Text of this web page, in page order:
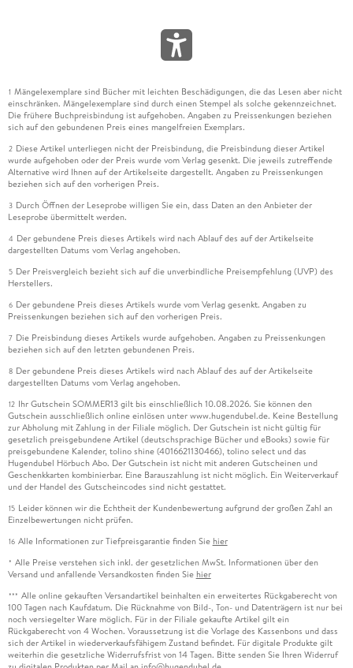
1 Mängelexemplare sind Bücher mit leichten Beschädigungen, die das Lesen aber nicht
einschränken. Mängelexemplare sind durch einen Stempel als solche gekennzeichnet.
Die frühere Buchpreisbindung ist aufgehoben. Angaben zu Preissenkungen beziehen
sich auf den gebundenen Preis eines mangelfreien Exemplars.
2 Diese Artikel unterliegen nicht der Preisbindung, die Preisbindung dieser Artikel
wurde aufgehoben oder der Preis wurde vom Verlag gesenkt. Die jeweils zutreffende
Alternative wird Ihnen auf der Artikelseite dargestellt. Angaben zu Preissenkungen
beziehen sich auf den vorherigen Preis.
3 Durch Öffnen der Leseprobe willigen Sie ein, dass Daten an den Anbieter der
Leseprobe übermittelt werden.
4 Der gebundene Preis dieses Artikels wird nach Ablauf des auf der Artikelseite
dargestellten Datums vom Verlag angehoben.
5 Der Preisvergleich bezieht sich auf die unverbindliche Preisempfehlung (UVP) des
Herstellers.
6 Der gebundene Preis dieses Artikels wurde vom Verlag gesenkt. Angaben zu
Preissenkungen beziehen sich auf den vorherigen Preis.
7 Die Preisbindung dieses Artikels wurde aufgehoben. Angaben zu Preissenkungen
beziehen sich auf den letzten gebundenen Preis.
8 Der gebundene Preis dieses Artikels wird nach Ablauf des auf der Artikelseite
dargestellten Datums vom Verlag angehoben.
12 Ihr Gutschein SOMMER13 gilt bis einschließlich 10.08.2026. Sie können den
Gutschein ausschließlich online einlösen unter www.hugendubel.de. Keine Bestellung
zur Abholung mit Zahlung in der Filiale möglich. Der Gutschein ist nicht gültig für
gesetzlich preisgebundene Artikel (deutschsprachige Bücher und eBooks) sowie für
preisgebundene Kalender, tolino shine (4016621130466), tolino select und das
Hugendubel Hörbuch Abo. Der Gutschein ist nicht mit anderen Gutscheinen und
Geschenkkarten kombinierbar. Eine Barauszahlung ist nicht möglich. Ein Weiterverkauf
und der Handel des Gutscheincodes sind nicht gestattet.
15 Leider können wir die Echtheit der Kundenbewertung aufgrund der großen Zahl an
Einzelbewertungen nicht prüfen.
16 Alle Informationen zur Tiefpreisgarantie finden Sie hier
* Alle Preise verstehen sich inkl. der gesetzlichen MwSt. Informationen über den
Versand und anfallende Versandkosten finden Sie hier
*** Alle online gekauften Versandartikel beinhalten ein erweitertes Rückgaberecht von
100 Tagen nach Kaufdatum. Die Rücknahme von Bild-, Ton- und Datenträgern ist nur bei
noch versiegelter Ware möglich. Für in der Filiale gekaufte Artikel gilt ein
Rückgaberecht von 4 Wochen. Voraussetzung ist die Vorlage des Kassenbons und dass
sich der Artikel in wiederverkaufsfähigem Zustand befindet. Für digitale Produkte gilt
weiterhin die gesetzliche Widerrufsfrist von 14 Tagen. Bitte senden Sie Ihren Widerruf